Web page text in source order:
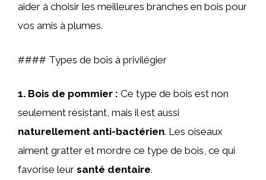
aider à choisir les meilleures branches en bois pour
vos amis à plumes.
#### Types de bois à privilégier
1. Bois de pommier : Ce type de bois est non
seulement résistant, mais il est aussi
naturellement anti-bactérien. Les oiseaux
aiment gratter et mordre ce type de bois, ce qui
favorise leur santé dentaire.